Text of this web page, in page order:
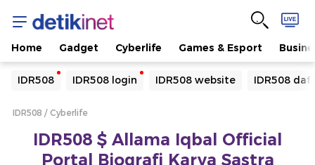
Home Gadget Cyberlife Games & Esport
IDR508 IDR508 login IDR508 website IDR508
Yang sedang ramai dicari
Loading...
Loading...
IDR508 Cyberlife
IDR508 $ Allama Iqbal Official
Portal Biografi Karya Sastra